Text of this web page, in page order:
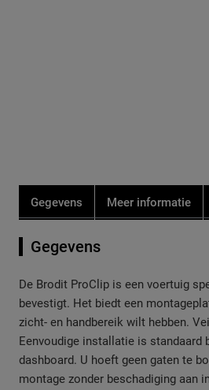
Gegevens Meer informatie
Gegevens
De Brodit ProClip is een voertuig
bevestigt. Het biedt een
zicht- en handbereik wilt hebben.
Eenvoudige installatie is
dashboard. U hoeft geen gaten te
montage zonder beschadiging aan